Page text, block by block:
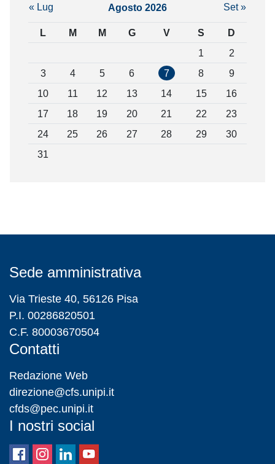
Agosto 2026
L M M G V S D
« Lug Set »
1
2
3
4 5 6 7 8
9
10
11 12 13 14 15
16
17
18 19 20 21 22
23
24
25 26 27 28 29
30
31
Sede amministrativa
Via Trieste 40, 56126 Pisa
P.I. 00286820501
C.F. 80003670504
Contatti
Redazione Web
direzione@cfs.unipi.it
cfds@pec.unipi.it
I nostri social